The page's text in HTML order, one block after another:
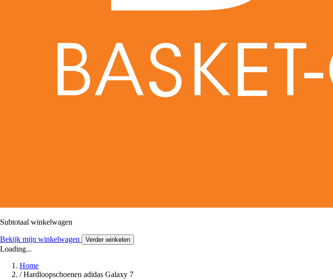
Subtotaal winkelwagen
Bekijk mijn winkelwagen Verder winkelen
Loading...
Home
/ Hardloopschoenen adidas Galaxy 7